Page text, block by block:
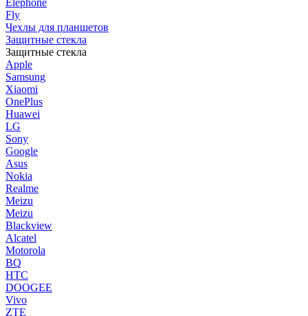
Elephone
Fly
Чехлы для планшетов
Защитные стекла
Защитные стекла
Apple
Samsung
Xiaomi
OnePlus
Huawei
LG
Sony
Google
Asus
Nokia
Realme
Meizu
Meizu
Blackview
Alcatel
Motorola
BQ
HTC
DOOGEE
Vivo
ZTE